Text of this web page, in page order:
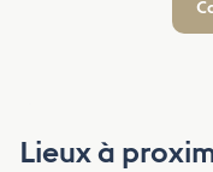
Lieux à